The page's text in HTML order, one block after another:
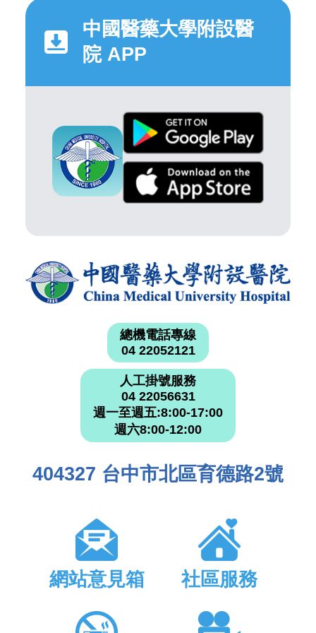
中國醫藥大學附設醫
院 APP
總機電話專線
04 22052121
人工掛號服務
04 22056631
週一至週五:8:00-17:00
週六8:00-12:00
404327 台中市北區育德路2號
網站意見箱 社區服務